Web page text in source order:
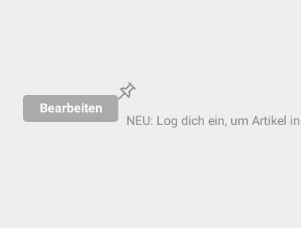
Bearbeiten
NEU: Log dich ein, um Artikel